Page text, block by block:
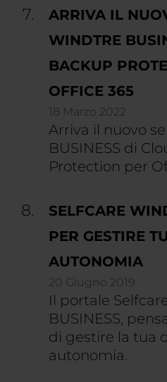
ARRIVA IL
WINDTRE
BACKUP
OFFICE 365
18 Marzo 2022
Arriva il nuovo
BUSINESS di
Protection per
SELFCARE
PER GESTIRE
AUTONOMIA
20 Giugno 2019
Il portale
BUSINESS,
di gestire la tua
autonomia.